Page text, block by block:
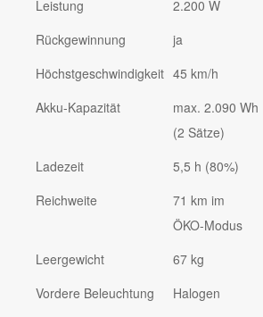
Leistung 2.200 W
Rückgewinnung
ja
Höchstgeschwindigkeit 45 km/h
Akku-Kapazität
max. 2.090 Wh
(2 Sätze)
Ladezeit
5,5 h (80%)
Reichweite
71 km im
ÖKO-Modus
Leergewicht
67 kg
Vordere Beleuchtung
Halogen